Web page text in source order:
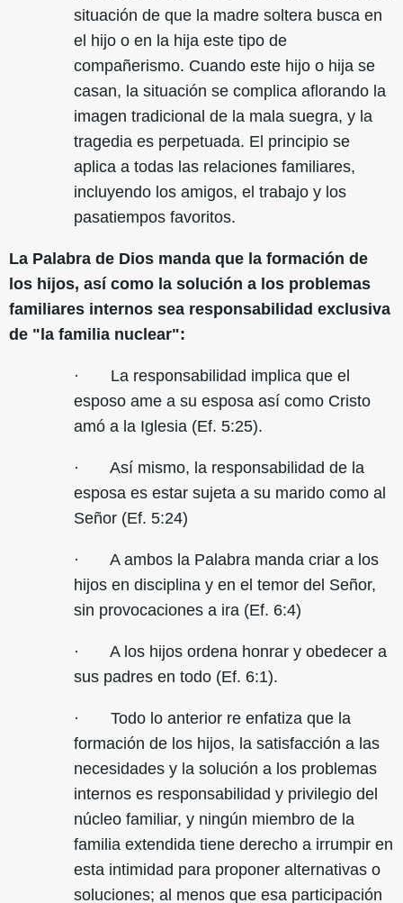
situación de que la madre soltera busca en
el hijo o en la hija este tipo de
compañerismo. Cuando este hijo o hija se
casan, la situación se complica aflorando la
imagen tradicional de la mala suegra, y la
tragedia es perpetuada. El principio se
aplica a todas las relaciones familiares,
incluyendo los amigos, el trabajo y los
pasatiempos favoritos.
La Palabra de Dios manda que la formación de
los hijos, así como la solución a los problemas
familiares internos sea responsabilidad exclusiva
de "la familia nuclear":
· La responsabilidad implica que el
esposo ame a su esposa así como Cristo
amó a la Iglesia (Ef. 5:25).
· Así mismo, la responsabilidad de la
esposa es estar sujeta a su marido como al
Señor (Ef. 5:24)
· A ambos la Palabra manda criar a los
hijos en disciplina y en el temor del Señor,
sin provocaciones a ira (Ef. 6:4)
· A los hijos ordena honrar y obedecer a
sus padres en todo (Ef. 6:1).
· Todo lo anterior re enfatiza que la
formación de los hijos, la satisfacción a las
necesidades y la solución a los problemas
internos es responsabilidad y privilegio del
núcleo familiar, y ningún miembro de la
familia extendida tiene derecho a irrumpir en
esta intimidad para proponer alternativas o
soluciones; al menos que esa participación